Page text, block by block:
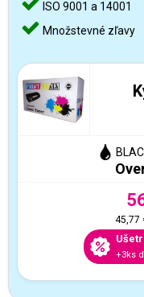
ISO 9001 a 14001
Množstevné zľavy
45,77
+3ks